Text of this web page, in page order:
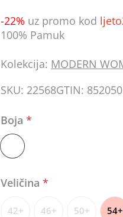
-22% uz promo kod
100% Pamuk
Kolekcija: MODERN
SKU: 22568GTIN: 852050
Boja*
Veličina*
42+ 46+ 50+ 54+